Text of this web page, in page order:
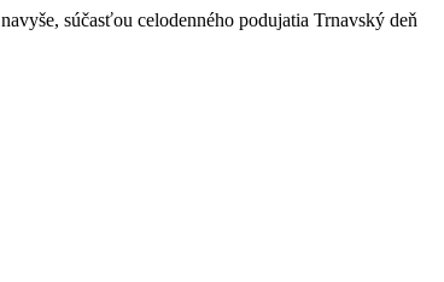
súčasťou celodenného podujatia Trnavský deň